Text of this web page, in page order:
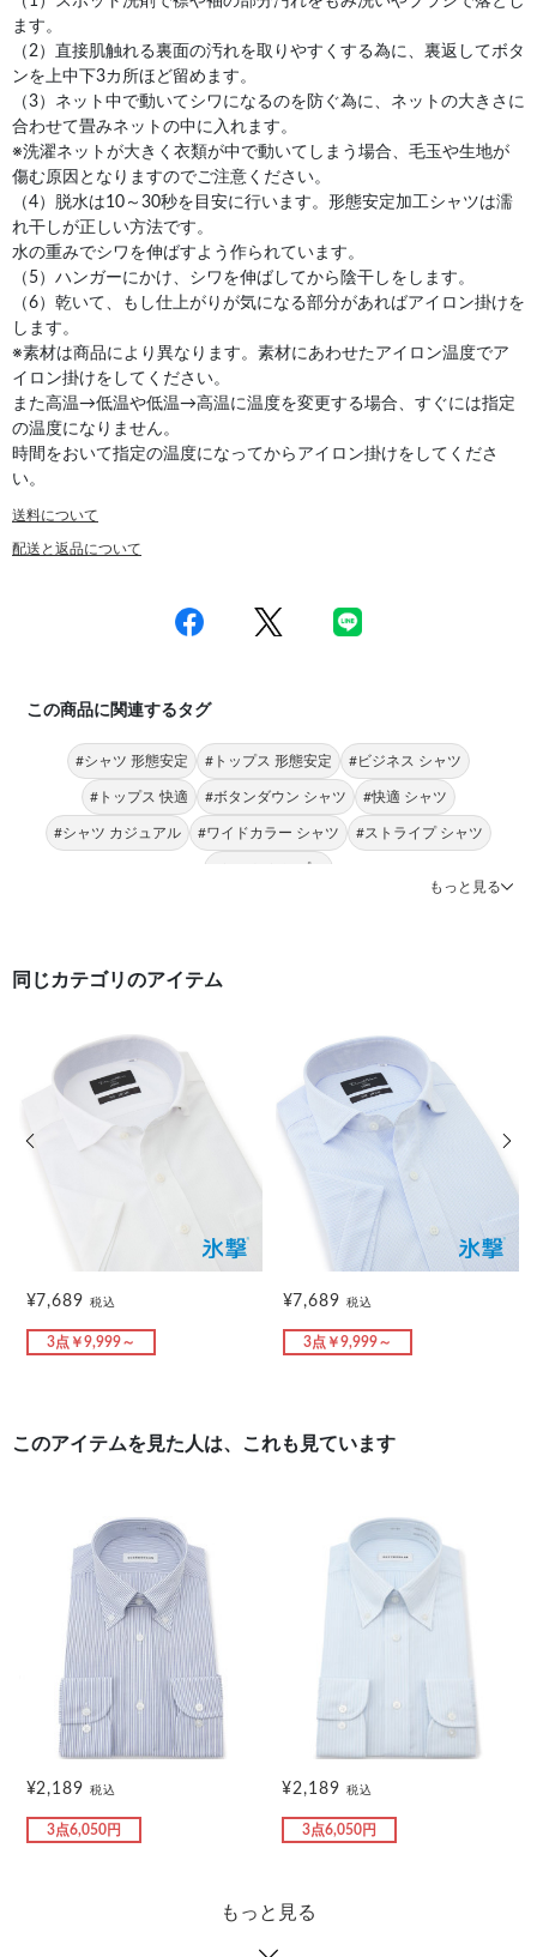
ます。
（2）直接肌触れる裏面の汚れを取りやすくする為に、裏返してボタ
ンを上中下3カ所ほど留めます。
（3）ネット中で動いてシワになるのを防ぐ為に、ネットの大きさに
合わせて畳みネットの中に入れます。
※洗濯ネットが大きく衣類が中で動いてしまう場合、毛玉や生地が
傷む原因となりますのでご注意ください。
（4）脱水は10～30秒を目安に行います。形態安定加工シャツは濡
れ干しが正しい方法です。
水の重みでシワを伸ばすよう作られています。
（5）ハンガーにかけ、シワを伸ばしてから陰干しをします。
（6）乾いて、もし仕上がりが気になる部分があればアイロン掛けを
します。
※素材は商品により異なります。素材にあわせたアイロン温度でア
イロン掛けをしてください。
また高温→低温や低温→高温に温度を変更する場合、すぐには指定
の温度になりません。
時間をおいて指定の温度になってからアイロン掛けをしてくださ
い。
送料について
配送と返品について
この商品に関連するタグ
#シャツ 形態安定 #トップス 形態安定 #ビジネス シャツ
#トップス 快適 #ボタンダウン シャツ #快適 シャツ
#シャツ カジュアル #ワイドカラー シャツ #ストライプ シャツ
#シャツ シンプル
もっと見る
同じカテゴリのアイテム
¥7,689税込
3点￥9,999～
¥7,689税込
3点￥9,999～
前の画像
このアイテムを見た人は、これも見ています
¥2,189税込
3点6,050円
¥2,189 税込
3点6,050円
もっと見る